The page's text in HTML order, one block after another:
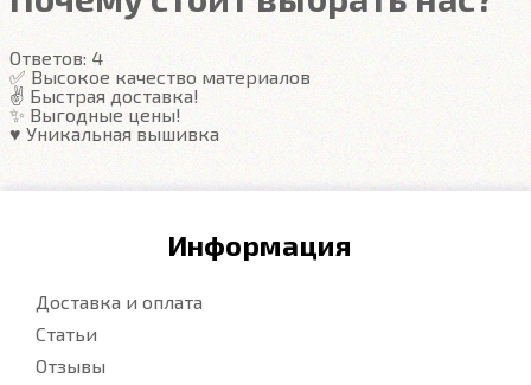
Ответов: 4
✅ Высокое качество материалов
✌️ Быстрая доставка!
✨ Выгодные цены!
♥️ Уникальная вышивка
Информация
Доставка и оплата
Статьи
Отзывы